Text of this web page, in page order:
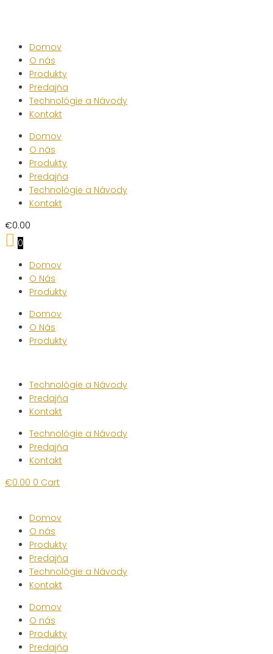
Domov
O nás
Produkty
Predajňa
Technológie a Návody
Kontakt
Domov
O nás
Produkty
Predajňa
Technológie a Návody
Kontakt
€0.00
0
Domov
O Nás
Produkty
Domov
O Nás
Produkty
Technológie a Návody
Predajňa
Kontakt
Technológie a Návody
Predajňa
Kontakt
€0.00 0 Cart
Domov
O nás
Produkty
Predajňa
Technológie a Návody
Kontakt
Domov
O nás
Produkty
Predajňa